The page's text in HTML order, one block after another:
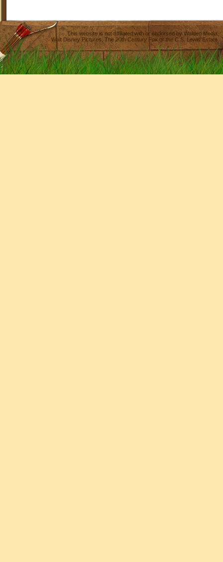
This website is not affiliated with or endorsed byWalden Media
Walt Disney Pictures,The 20th Century Fox or the C.S. Lewis Estate.